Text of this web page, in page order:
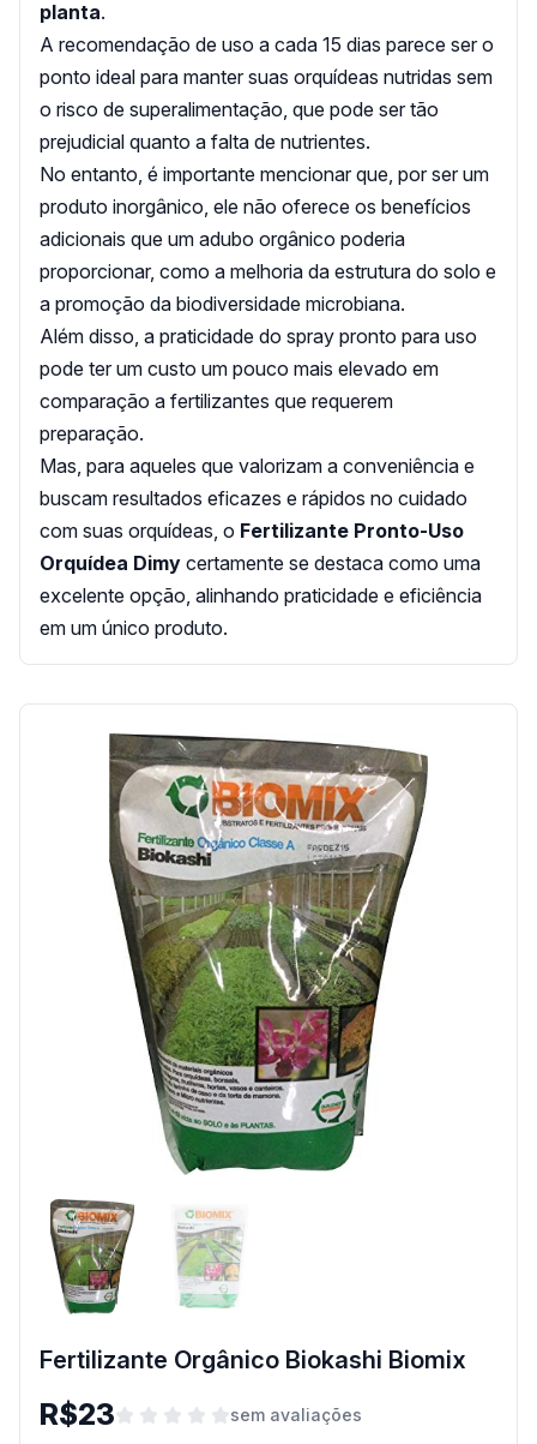
planta.
A recomendação de uso a cada 15 dias parece ser o
ponto ideal para manter suas orquídeas nutridas sem
o risco de superalimentação, que pode ser tão
prejudicial quanto a falta de nutrientes.
No entanto, é importante mencionar que, por ser um
produto inorgânico, ele não oferece os benefícios
adicionais que um adubo orgânico poderia
proporcionar, como a melhoria da estrutura do solo e
a promoção da biodiversidade microbiana.
Além disso, a praticidade do spray pronto para uso
pode ter um custo um pouco mais elevado em
comparação a fertilizantes que requerem
preparação.
Mas, para aqueles que valorizam a conveniência e
buscam resultados eficazes e rápidos no cuidado
com suas orquídeas, o Fertilizante Pronto-Uso
Orquídea Dimy certamente se destaca como uma
excelente opção, alinhando praticidade e eficiência
em um único produto.
Fertilizante Orgânico Biokashi Biomix
R$23 sem avaliações